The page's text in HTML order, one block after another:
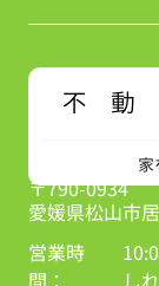
〒790-0934
愛媛県松山市
営業時
間：
し